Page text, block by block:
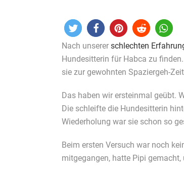
Nach unserer schlechten
Hundesitterin für Habca zu
sie zur gewohnten Spaziergeh-
Das haben wir ersteinmal geübt.
Die schleifte die Hundesitterin
Wiederholung war sie schon so
Beim ersten Versuch war noch
mitgegangen, hatte Pipi